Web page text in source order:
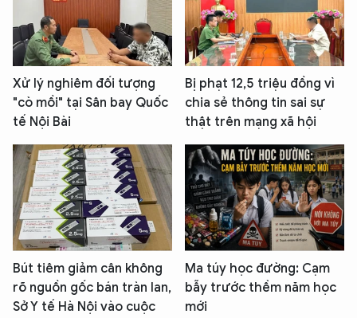
Xử lý nghiêm đối tượng
"cò mồi" tại Sân bay Quốc
tế Nội Bài
Bị phạt 12,5 triệu đồng vì
chia sẻ thông tin sai sự
thật trên mạng xã hội
Bút tiêm giảm cân không
rõ nguồn gốc bán tràn lan,
Sở Y tế Hà Nội vào cuộc
Ma túy học đường: Cạm
bẫy trước thềm năm học
mới